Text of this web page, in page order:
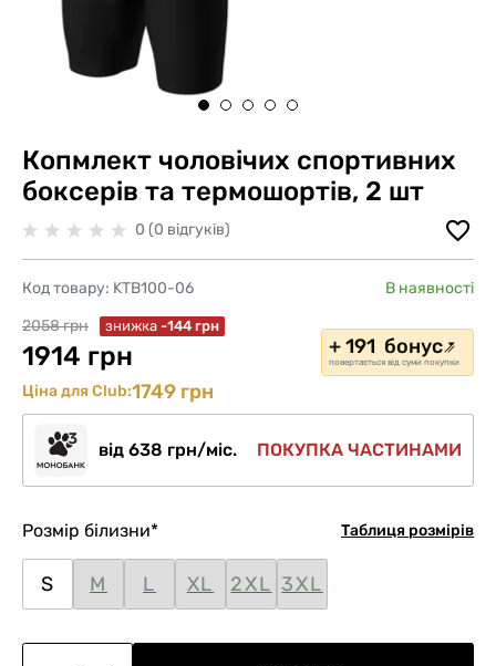
Копмлект чоловічих спортивних
боксерів та термошортів, 2 шт
0 (0 відгуків)
Код товару: KTB100-06
В наявності
2058 грн
знижка -144 грн
1914 грн + 191 бонус
повертається від суми покупки
Ціна для Club:1749 грн
від 638 грн/міс. ПОКУПКА ЧАСТИНАМИ
Таблиця розмірів
Розмір білизни*
S M L XL 2XL 3XL